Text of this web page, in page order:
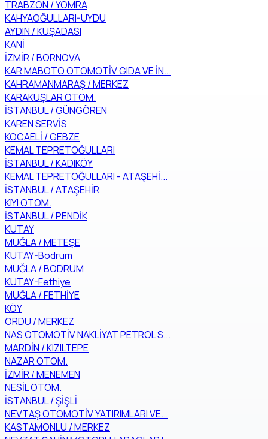
TRABZON / YOMRA
KAHYAOĞULLARI-UYDU
AYDIN / KUŞADASI
KANİ
İZMİR / BORNOVA
KAR MABOTO OTOMOTİV GIDA VE İN...
KAHRAMANMARAŞ / MERKEZ
KARAKUŞLAR OTOM.
İSTANBUL / GÜNGÖREN
KAREN SERVİS
KOCAELİ / GEBZE
KEMAL TEPRETOĞULLARI
İSTANBUL / KADIKÖY
KEMAL TEPRETOĞULLARI - ATAŞEHİ...
İSTANBUL / ATAŞEHİR
KIYI OTOM.
İSTANBUL / PENDİK
KUTAY
MUĞLA / METEŞE
KUTAY-Bodrum
MUĞLA / BODRUM
KUTAY-Fethiye
MUĞLA / FETHİYE
KÖY
ORDU / MERKEZ
NAS OTOMOTİV NAKLİYAT PETROL S...
MARDİN / KIZILTEPE
NAZAR OTOM.
İZMİR / MENEMEN
NESİL OTOM.
İSTANBUL / ŞİŞLİ
NEVTAŞ OTOMOTİV YATIRIMLARI VE...
KASTAMONLU / MERKEZ